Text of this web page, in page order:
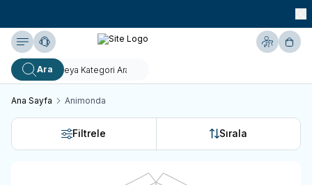
Yardım
Ara
Hesabım
Ana Sayfa Animonda
Filtrele Sırala